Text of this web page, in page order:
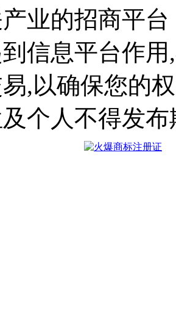
业的招商平台
信息平台作
,以确保您的
个人不得发